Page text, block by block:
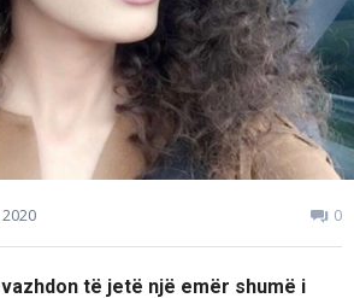
0
të jetë një emër shumë i